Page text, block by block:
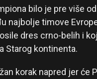
bilo je pre više
najbolje timove
dres crno-belih i
Starog kontinenta.
korak napred jer će